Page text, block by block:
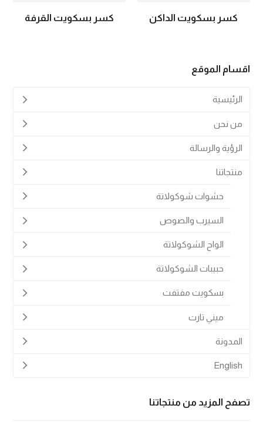
كسر بسكويت الداكن كسر بسكويت القرفة
اقسام الموقع
الرئيسية
من نحن
الرؤية والرسالة
منتجاتنا
حشوات شوكولاتة
السيرب والصوص
الواح الشوكولاتة
حبيبات الشوكولاتة
بسكويت مفتفت
ميني تارت
المدونة
English
تصفح المزيد من منتجاتنا